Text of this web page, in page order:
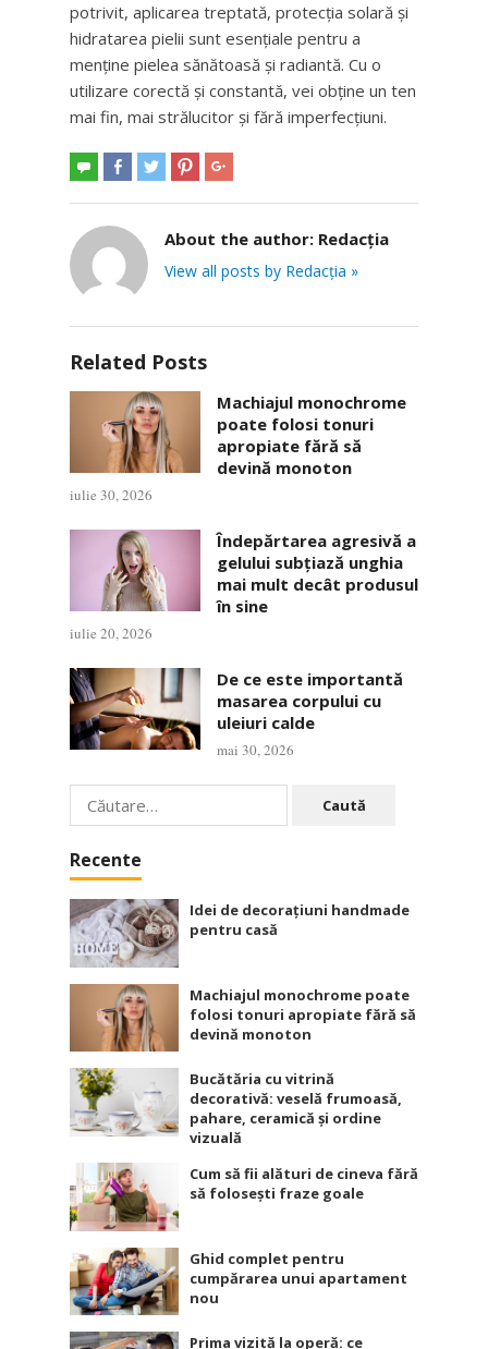
potrivit, aplicarea treptată, protecția solară și
hidratarea pielii sunt esențiale pentru a
menține pielea sănătoasă și radiantă. Cu o
utilizare corectă și constantă, vei obține un ten
mai fin, mai strălucitor și fără imperfecțiuni.
About the author: Redacția
View all posts by Redacția »
Related Posts
Machiajul monochrome
poate folosi tonuri
apropiate fără să
devină monoton
iulie 30, 2026
Îndepărtarea agresivă a
gelului subțiază unghia
mai mult decât produsul
în sine
iulie 20, 2026
De ce este importantă
masarea corpului cu
uleiuri calde
mai 30, 2026
Caută
după:
Recente
Idei de decorațiuni handmade
pentru casă
Machiajul monochrome poate
folosi tonuri apropiate fără să
devină monoton
Bucătăria cu vitrină
decorativă: veselă frumoasă,
pahare, ceramică și ordine
vizuală
Cum să fii alături de cineva fără
să folosești fraze goale
Ghid complet pentru
cumpărarea unui apartament
nou
Prima vizită la operă: ce